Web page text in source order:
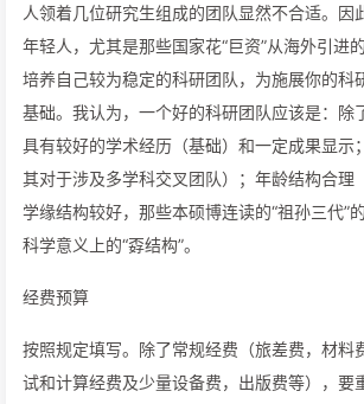
人领着几位研究生组成的团队显然不合适。因
年轻人，尤其是那些国家花“巨资”从海外引进
培养自己较为稳定的科研团队，为施展你的科
基础。我认为，一个好的科研团队应该是：除
具有较好的学术经历（基础）和一定成果显示
其对于涉及多学科交叉团队）；年龄结构合理
学缘结构较好，那些本硕博连读的“祖孙三代”
科学意义上的“孬结构”。
经费预算
按照规定填写。除了常规经费（旅差费，材料
试和计算经费及少量设备费，出版费等），要